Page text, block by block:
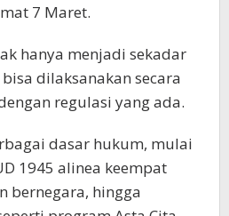
7 Maret.
hanya menjadi sekadar
dilaksanakan secara
regulasi yang ada.
dasar hukum, mulai
1945 alinea keempat
bernegara, hingga